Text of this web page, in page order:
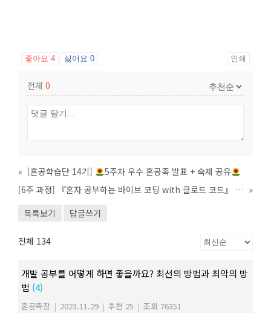
좋아요 4 싫어요 0 인쇄
전체 0
« [혼공학습단 14기]
5주차 우수 혼공족 발표 + 숙제 공유
[6주 과정] 『혼자 공부하는 바이브 코딩 with 클로드 코드』 완독 챌린지(~1/4) »
목록보기
답글쓰기
전체 134
개발 공부를 어떻게 하면 좋을까요? 최선의 방법과 최악의 방
법 (4)
혼공족장 | 2023.11.29 | 추천 25 | 조회 76351